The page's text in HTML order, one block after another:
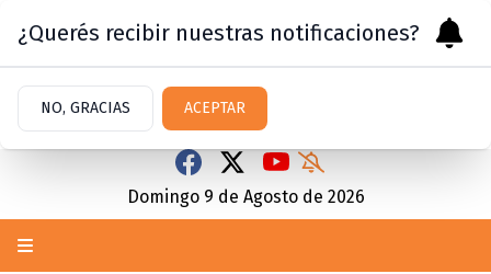
Domingo 9 de Agosto de 2026
¿Querés recibir nuestras notificaciones?
NO, GRACIAS ACEPTAR